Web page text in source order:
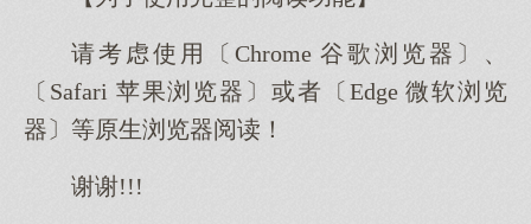
请考虑使用〔Chrome 谷歌浏览器〕、
〔Safari 苹果浏览器〕或者〔Edge 微软浏览
器〕等原生浏览器阅读！
谢谢!!!